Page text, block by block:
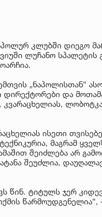
კლუბში დიეგო
ლუჩანო სპალეტის
„ნაპოლისთან“
დირექტორები და
კვარაცხელიას,
ისეთი
მაგრამ
შეიძლება არ
შეუძლია,
წინ. ტიტულს ჯერ
წარმოუდგენელია“,